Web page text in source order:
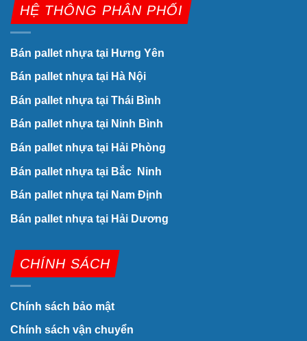
HỆ THÔNG PHÂN PHỐI
Bán pallet nhựa tại Hưng Yên
Bán pallet nhựa tại Hà Nội
Bán pallet nhựa tại Thái Bình
Bán pallet nhựa tại Ninh Bình
Bán pallet nhựa tại Hải Phòng
Bán pallet nhựa tại Bắc Ninh
Bán pallet nhựa tại Nam Định
Bán pallet nhựa tại Hải Dương
CHÍNH SÁCH
Chính sách bảo mật
Chính sách vận chuyển